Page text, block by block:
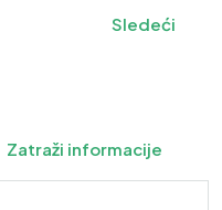
Sledeći
Zatraži informacije